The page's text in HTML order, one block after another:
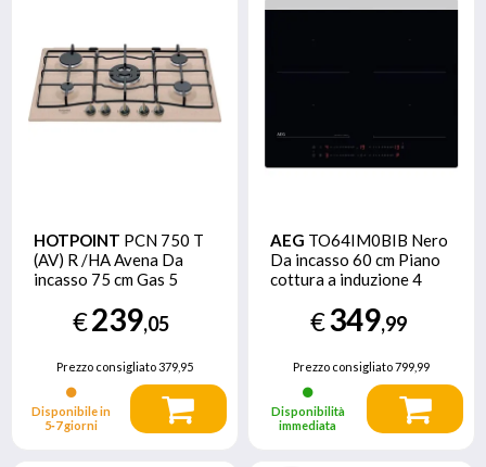
HOTPOINT PCN 750 T
(AV) R /HA Avena Da
incasso 75 cm Gas 5
€239,05
Prezzo consigliato379,95
Disponibile in
5‑7 giorni
AEG TO64IM0BIB Nero
Da incasso 60 cm Piano
cottura a induzione 4
€349,99
Prezzo consigliato799,99
Disponibilità
immediata